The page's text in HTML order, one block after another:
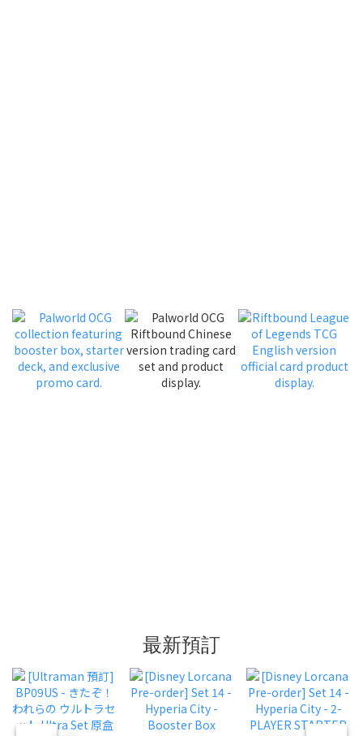
最新預訂